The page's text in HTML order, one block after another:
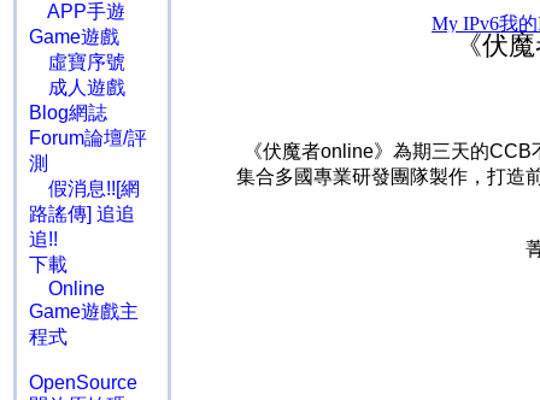
APP手遊
Game遊戲
虛寶序號
成人遊戲
Blog網誌
Forum論壇/評
測
假消息!![網
路謠傳] 追追
追!!
下載
Online
Game遊戲主
程式
OpenSource
《伏
《伏魔者online》為期三天的
集合多國專業研發團隊製作，打造